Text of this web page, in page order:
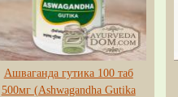
Ашваганда гутика 100 таб
500мг (Ashwagandha Gutika